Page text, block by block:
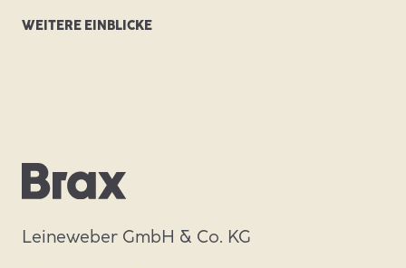
WEITERE EINBLICKE
Leineweber GmbH & Co. KG